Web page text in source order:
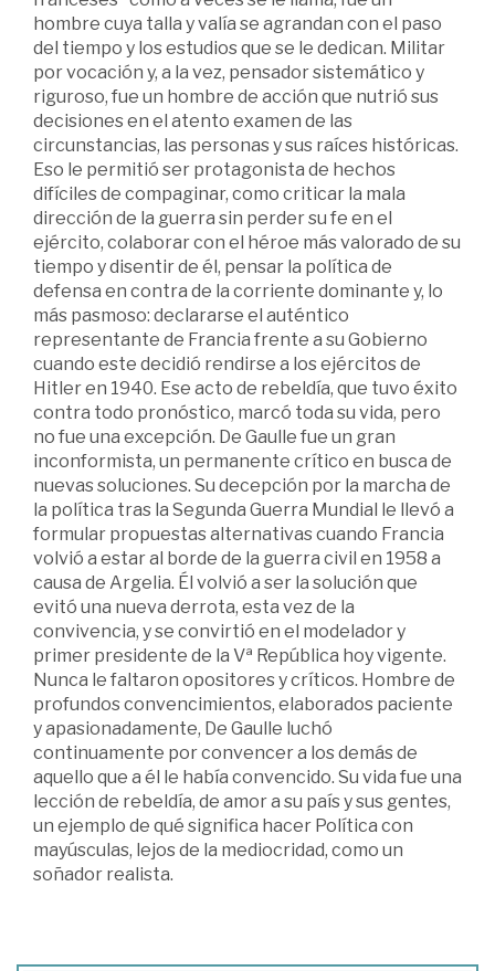
hombre cuya talla y valía se agrandan con el paso
del tiempo y los estudios que se le dedican. Militar
por vocación y, a la vez, pensador sistemático y
riguroso, fue un hombre de acción que nutrió sus
decisiones en el atento examen de las
circunstancias, las personas y sus raíces históricas.
Eso le permitió ser protagonista de hechos
difíciles de compaginar, como criticar la mala
dirección de la guerra sin perder su fe en el
ejército, colaborar con el héroe más valorado de su
tiempo y disentir de él, pensar la política de
defensa en contra de la corriente dominante y, lo
más pasmoso: declararse el auténtico
representante de Francia frente a su Gobierno
cuando este decidió rendirse a los ejércitos de
Hitler en 1940. Ese acto de rebeldía, que tuvo éxito
contra todo pronóstico, marcó toda su vida, pero
no fue una excepción. De Gaulle fue un gran
inconformista, un permanente crítico en busca de
nuevas soluciones. Su decepción por la marcha de
la política tras la Segunda Guerra Mundial le llevó a
formular propuestas alternativas cuando Francia
volvió a estar al borde de la guerra civil en 1958 a
causa de Argelia. Él volvió a ser la solución que
evitó una nueva derrota, esta vez de la
convivencia, y se convirtió en el modelador y
primer presidente de la Vª República hoy vigente.
Nunca le faltaron opositores y críticos. Hombre de
profundos convencimientos, elaborados paciente
y apasionadamente, De Gaulle luchó
continuamente por convencer a los demás de
aquello que a él le había convencido. Su vida fue una
lección de rebeldía, de amor a su país y sus gentes,
un ejemplo de qué significa hacer Política con
mayúsculas, lejos de la mediocridad, como un
soñador realista.